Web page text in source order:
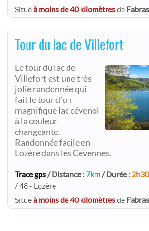
Situéà moins de 40 kilomètresde Fabras
Tour du lac de Villefort
Le tour du lac de
Villefort est une très
jolie randonnée qui
fait le tour d’un
magnifique lac cévenol
à la couleur
changeante.
Randonnée facile en
Lozère dans les Cévennes.
Trace gps/ Distance : 7km/ Durée : 2h30
/ 48 - Lozère
Situéà moins de 40 kilomètresde Fabras